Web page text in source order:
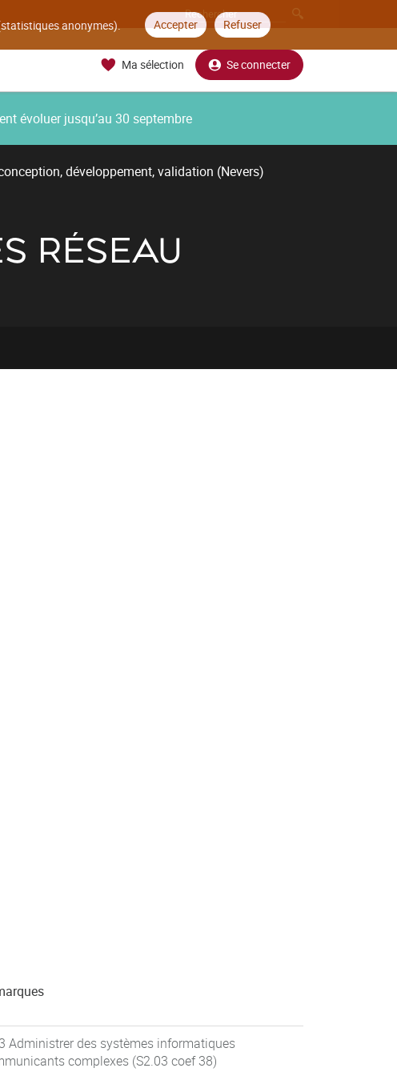
anonymes). Accepter Refuser
Ma sélection Se connecter
évoluer jusqu’au 30 septembre
développement, validation (Nevers)
RÉSEAU
Administrer des systèmes informatiques
complexes (S2.03 coef 38)